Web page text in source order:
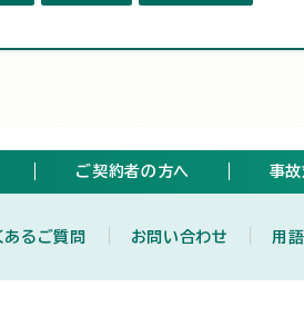
ご契約者の方へ 事
あるご質問 お問い合わせ 用